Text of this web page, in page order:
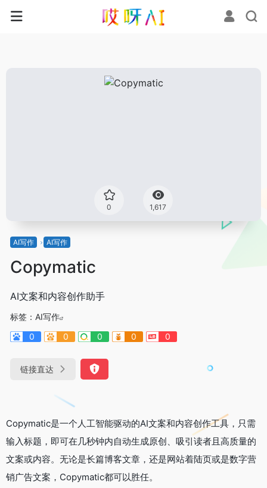
0 1,617
AI写作 AI写作
Copymatic
AI文案和内容创作助手
标签： AI写作
0
0 0 0 0
链接直达
Copymatic是一个人工智能驱动的AI文案和内容创作工具，只需
输入标题，即可在几秒钟内自动生成原创、吸引读者且高质量的
文案或内容。无论是长篇博客文章，还是网站着陆页或是数字营
销广告文案，Copymatic都可以胜任。